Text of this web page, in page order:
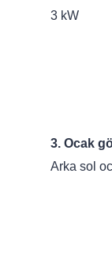
3 kW
3. Ocak
Arka sol